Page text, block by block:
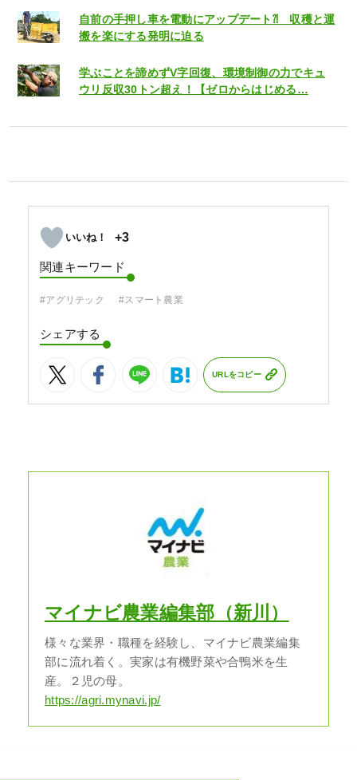
自前の手押し車を電動にアップデート⁈ 収穫と運
搬を楽にする発明に迫る
学ぶことを諦めずV字回復、環境制御の力でキュ
ウリ反収30トン超え！【ゼロからはじめる…
+3
関連キーワード
#アグリテック #スマート農業
シェアする
URLをコピー
マイナビ農業編集部（新川）
様々な業界・職種を経験し、マイナビ農業編集
部に流れ着く。実家は有機野菜や合鴨米を生
産。２児の母。
https://agri.mynavi.jp/